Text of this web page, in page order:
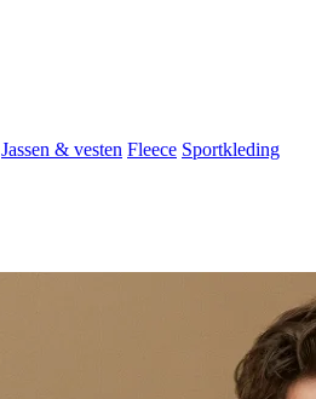
Jassen & vesten Fleece Sportkleding